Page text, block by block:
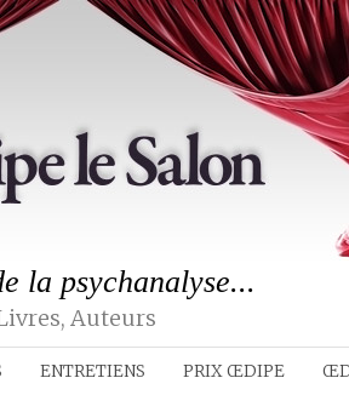
la psychanalyse...
Auteurs
ENTRETIENS PRIX ŒDIPE